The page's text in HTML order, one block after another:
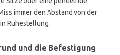
immer den Abstand von der
Ruhestellung.
und die Befestigung